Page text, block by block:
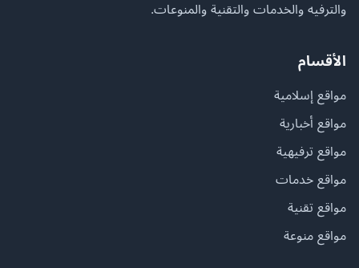
والترفيه والخدمات والتقنية والمنوعات.
الأقسام
مواقع إسلامية
مواقع أخبارية
مواقع ترفيهية
مواقع خدمات
مواقع تقنية
مواقع منوعة